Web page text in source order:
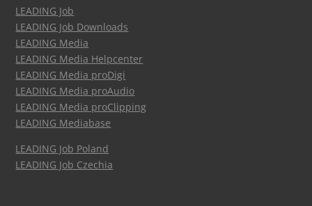
LEADING Job
LEADING Job Downloads
LEADING Media
LEADING Media Helpcenter
LEADING Media proDigi
LEADING Media proAudio
LEADING Media proClipping
LEADING Mediabase
LEADING Job Poland
LEADING Job Czechia